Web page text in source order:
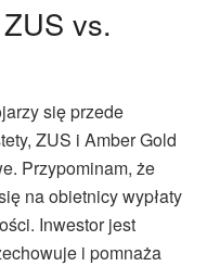
vs.
się przede
ZUS i Amber Gold
Przypominam, że
na obietnicy wypłaty
Inwestor jest
i pomnaża